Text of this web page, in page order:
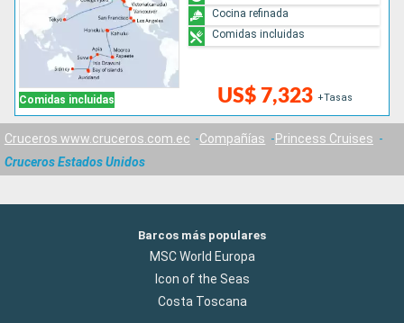
Comidas incluidas US$ 7,323 +Tasas
Cocina refinada
Comidas incluidas
Cruceros www.cruceros.com.ec Compañías
Princess Cruises
Cruceros Estados Unidos
Barcos más populares
MSC World Europa
Icon of the Seas
Costa Toscana